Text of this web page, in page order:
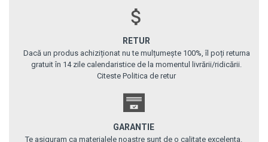
RETUR
Dacă un produs achiziționat nu te mulțumește 100%, îl poți returna
gratuit în 14 zile calendaristice de la momentul livrării/ridicării.
Citeste Politica de retur
GARANTIE
Te asiguram ca materialele noastre sunt de o calitate excelenta.